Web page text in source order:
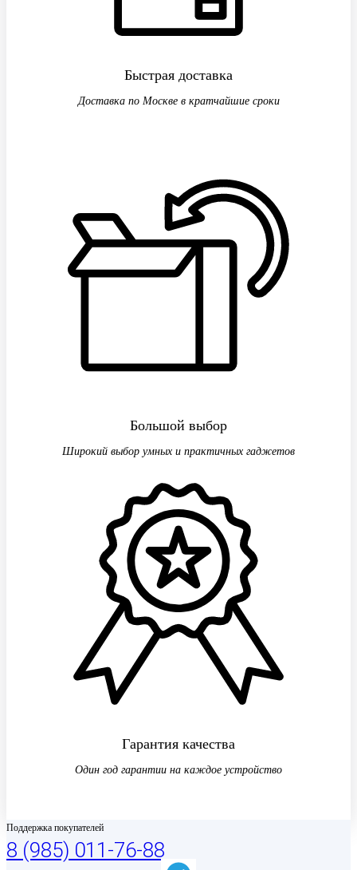
Быстрая доставка
Доставка по Москве в кратчайшие сроки
Большой выбор
Широкий выбор умных и практичных гаджетов
Гарантия качества
Один год гарантии на каждое устройство
Поддержка покупателей
8 (985) 011-76-88